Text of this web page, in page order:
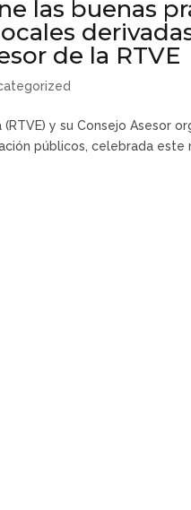
las buenas
de la RTVE
y su Consejo Asesor
públicos, celebrada